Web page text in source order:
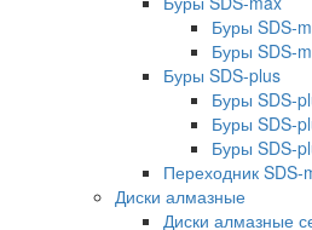
Буры SDS-
Буры SDS-
Буры SDS-plus
Буры SDS-
Буры SDS-
Буры SDS-
Переходник SDS-
Диски алмазные
Диски алмазные